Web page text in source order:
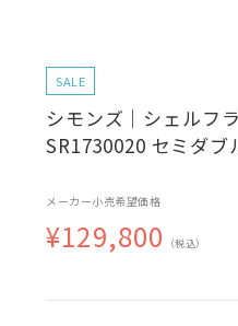
SALE
シモンズ｜シェルフ
SR1730020 セミダブ
メーカー小売希望価格
¥129,800 （税込）